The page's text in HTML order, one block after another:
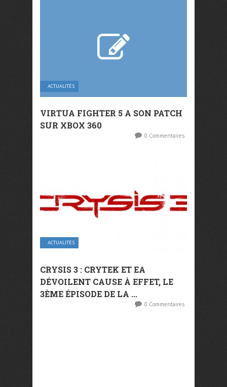
ACTUALITÉS
VIRTUA FIGHTER 5 A SON PATCH
SUR XBOX 360
0 Commentaires
ACTUALITÉS
CRYSIS 3 : CRYTEK ET EA
DÉVOILENT CAUSE À EFFET, LE
3ÈME ÉPISODE DE LA ...
0 Commentaires